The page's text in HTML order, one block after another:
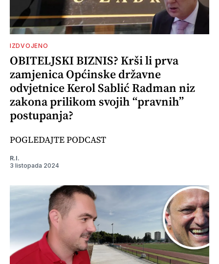
IZDVOJENO
OBITELJSKI BIZNIS? Krši li prva
zamjenica Općinske državne
odvjetnice Kerol Sablić Radman niz
zakona prilikom svojih “pravnih”
postupanja?
POGLEDAJTE PODCAST
R.I.
3 listopada 2024